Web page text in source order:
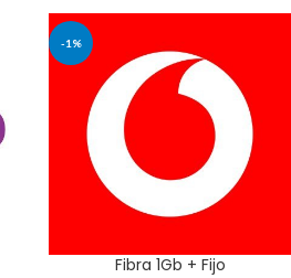
-1%
Fibra 1Gb + Fijo